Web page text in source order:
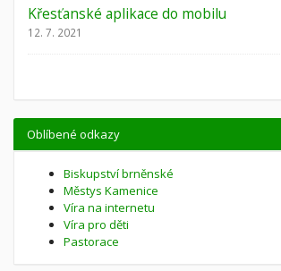
Křesťanské aplikace do mobilu
12. 7. 2021
Oblíbené odkazy
Biskupství brněnské
Městys Kamenice
Víra na internetu
Víra pro děti
Pastorace